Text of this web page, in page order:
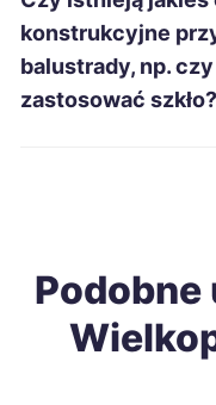
Zabrze
Kędzierzyn-
konstrukcyjne
balustrady, np.
zastosować szkło?
Podobne